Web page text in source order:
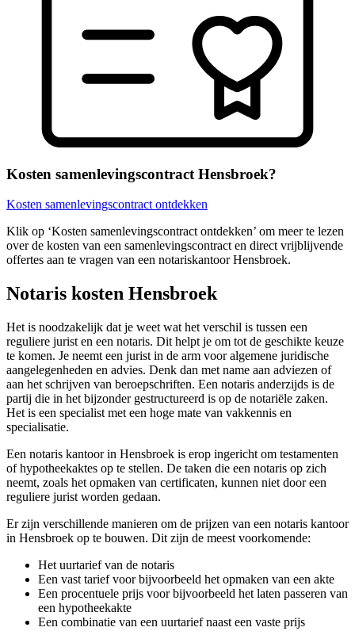
Kosten samenlevingscontract Hensbroek?
Kosten samenlevingscontract ontdekken
Klik op ‘Kosten samenlevingscontract ontdekken’ om meer te lezen
over de kosten van een samenlevingscontract en direct vrijblijvende
offertes aan te vragen van een notariskantoor Hensbroek.
Notaris kosten Hensbroek
Het is noodzakelijk dat je weet wat het verschil is tussen een
reguliere jurist en een notaris. Dit helpt je om tot de geschikte keuze
te komen. Je neemt een jurist in de arm voor algemene juridische
aangelegenheden en advies. Denk dan met name aan adviezen of
aan het schrijven van beroepschriften. Een notaris anderzijds is de
partij die in het bijzonder gestructureerd is op de notariële zaken.
Het is een specialist met een hoge mate van vakkennis en
specialisatie.
Een notaris kantoor in Hensbroek is erop ingericht om testamenten
of hypotheekaktes op te stellen. De taken die een notaris op zich
neemt, zoals het opmaken van certificaten, kunnen niet door een
reguliere jurist worden gedaan.
Er zijn verschillende manieren om de prijzen van een notaris kantoor
in Hensbroek op te bouwen. Dit zijn de meest voorkomende:
Het uurtarief van de notaris
Een vast tarief voor bijvoorbeeld het opmaken van een akte
Een procentuele prijs voor bijvoorbeeld het laten passeren van
een hypotheekakte
Een combinatie van een uurtarief naast een vaste prijs